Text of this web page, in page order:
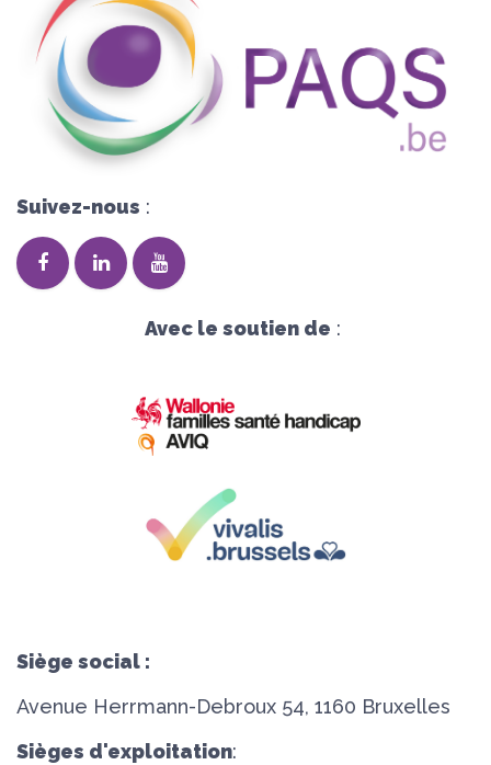
Suivez-nous :
Avec le soutien de :
Siège social :
Avenue Herrmann-Debroux 54, 1160 Bruxelles
Sièges d'exploitation: